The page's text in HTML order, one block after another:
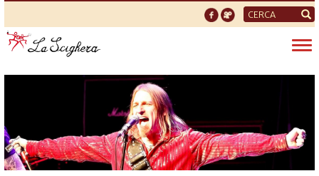
Form
di
ricerca